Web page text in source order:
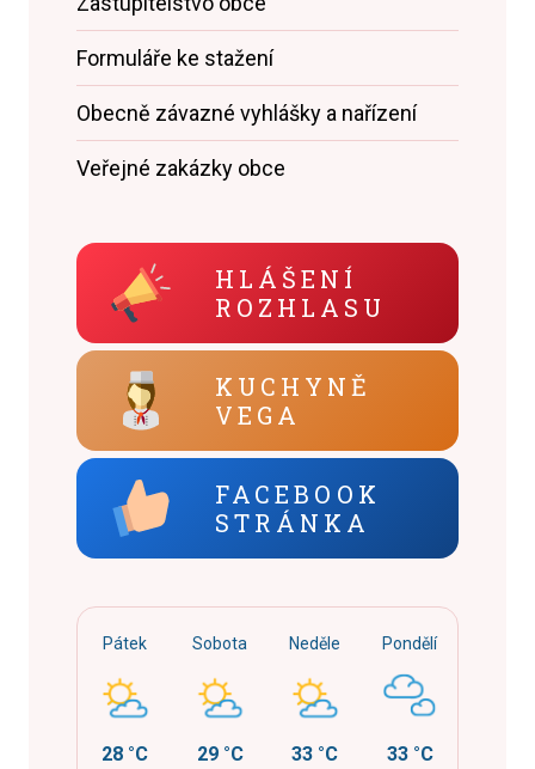
Formuláře ke stažení
Obecně závazné vyhlášky a nařízení
Veřejné zakázky obce
HLÁŠENÍ
ROZHLASU
KUCHYNĚ
VEGA
FACEBOOK
STRÁNKA
Pátek
28 °C
Sobota
29 °C
Neděle
33 °C
Pondělí
33 °C